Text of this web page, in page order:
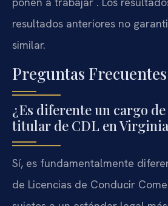
resultados anteriores no
similar.
Preguntas Frecuentes
¿Es diferente un cargo
titular de CDL en
Sí, es fundamentalmente
de Licencias de Conducir